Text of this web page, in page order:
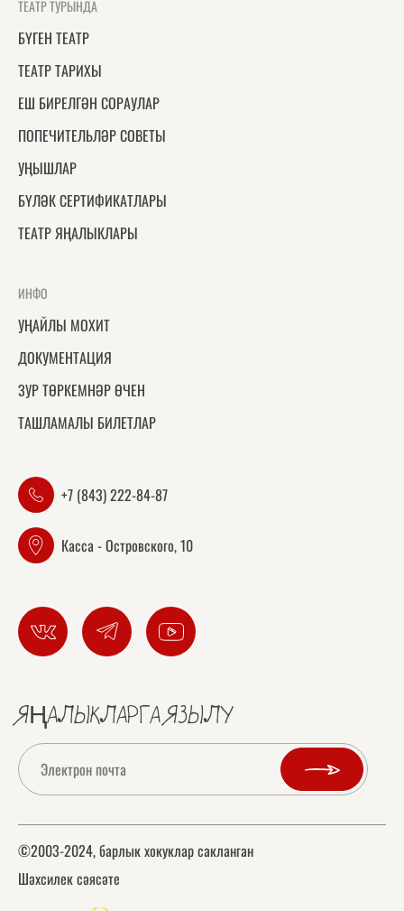
ТЕАТР ТУРЫНДА
БҮГЕН ТЕАТР
ТЕАТР ТАРИХЫ
ЕШ БИРЕЛГӘН СОРАУЛАР
ПОПЕЧИТЕЛЬЛӘР СОВЕТЫ
УҢЫШЛАР
БҮЛӘК СЕРТИФИКАТЛАРЫ
ТЕАТР ЯҢАЛЫКЛАРЫ
ИНФО
УҢАЙЛЫ МОХИТ
ДОКУМЕНТАЦИЯ
ЗУР ТӨРКЕМНӘР ӨЧЕН
ТАШЛАМАЛЫ БИЛЕТЛАР
+7 (843) 222-84-87
Касса - Островского, 10
ЯҢАЛЫКЛАРГА ЯЗЫЛУ
©2003-2024, барлык хокуклар сакланган
Шәхсилек сәясәте